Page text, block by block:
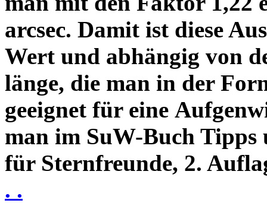
arcsec. Damit ist diese
Wert und abhängig von
länge, die man in der
geeignet für eine
man im SuW-Buch Tipps
für Sternfreunde, 2.
. .